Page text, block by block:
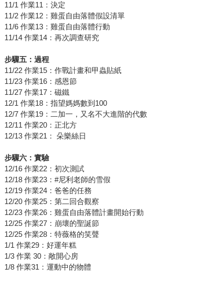
11/1 作業11：決定
11/2 作業12：雞蛋自由落體假設清單
11/6 作業13：雞蛋自由落體行動
11/14 作業14：再次調查研究
步驟五：過程
11/22 作業15：作戰計畫和甲蟲貼紙
11/23 作業16：感恩節
11/27 作業17：磁鐵
12/1 作業18：指望媽媽數到100
12/7 作業19：二加一，又名不大進階的代數
12/11 作業20：正北方
12/13 作業21： 朵樂絲日
步驟六：實驗
12/16 作業22：初次測試
12/18 作業23：#尼利老師的雪假
12/19 作業24：爸爸的任務
12/20 作業25：第二回合觀察
12/23 作業26：雞蛋自由落體計畫開始行動
12/25 作業27：崩壞的聖誕節
12/25 作業28：特薇格的笑聲
1/1 作業29：好運年糕
1/3 作業 30：敞開心房
1/8 作業31：運動中的物體